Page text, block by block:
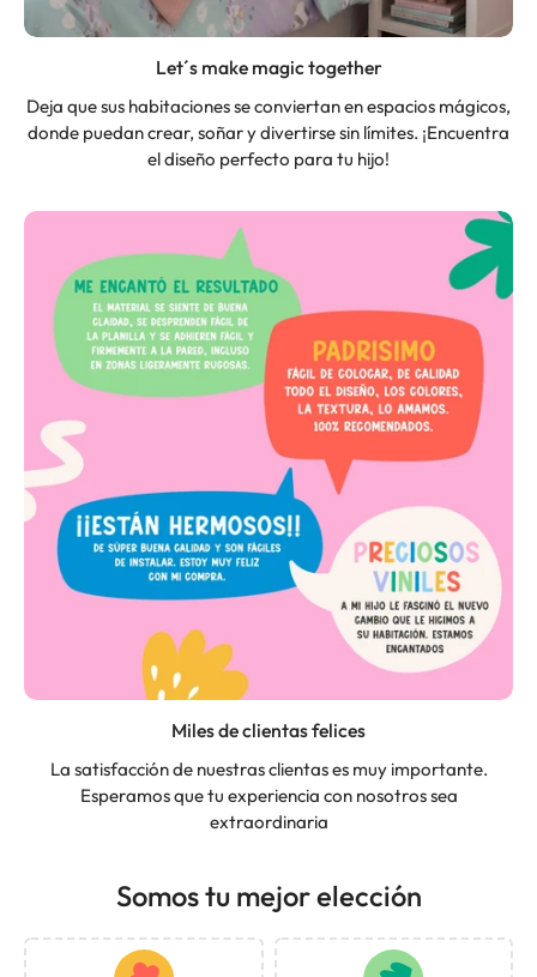
Let´s make magic together
Deja que sus habitaciones se conviertan en espacios mágicos,
donde puedan crear, soñar y divertirse sin límites. ¡Encuentra
el diseño perfecto para tu hijo!
Miles de clientas felices
La satisfacción de nuestras clientas es muy importante.
Esperamos que tu experiencia con nosotros sea
extraordinaria
Somos tu mejor elección